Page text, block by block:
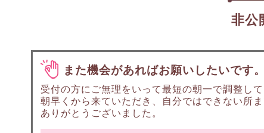
非公
また機会があればお願いしたいです。
受付の方にご無理をいって最短の朝一で調整して
朝早くから来ていただき、自分ではできない所
ありがとうございました。